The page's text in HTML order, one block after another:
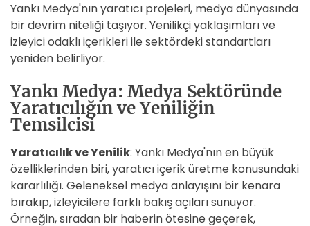
Yankı Medya'nın yaratıcı projeleri, medya dünyasında
bir devrim niteliği taşıyor. Yenilikçi yaklaşımları ve
izleyici odaklı içerikleri ile sektördeki standartları
yeniden belirliyor.
Yankı Medya: Medya Sektöründe
Yaratıcılığın ve Yeniliğin
Temsilcisi
Yaratıcılık ve Yenilik: Yankı Medya'nın en büyük
özelliklerinden biri, yaratıcı içerik üretme konusundaki
kararlılığı. Geleneksel medya anlayışını bir kenara
bırakıp, izleyicilere farklı bakış açıları sunuyor.
Örneğin, sıradan bir haberin ötesine geçerek,